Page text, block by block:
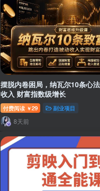
摆脱内卷困局，纳瓦尔10条心
收入 财富指数级增长
付费阅读 ￥29 副业项目
8天前